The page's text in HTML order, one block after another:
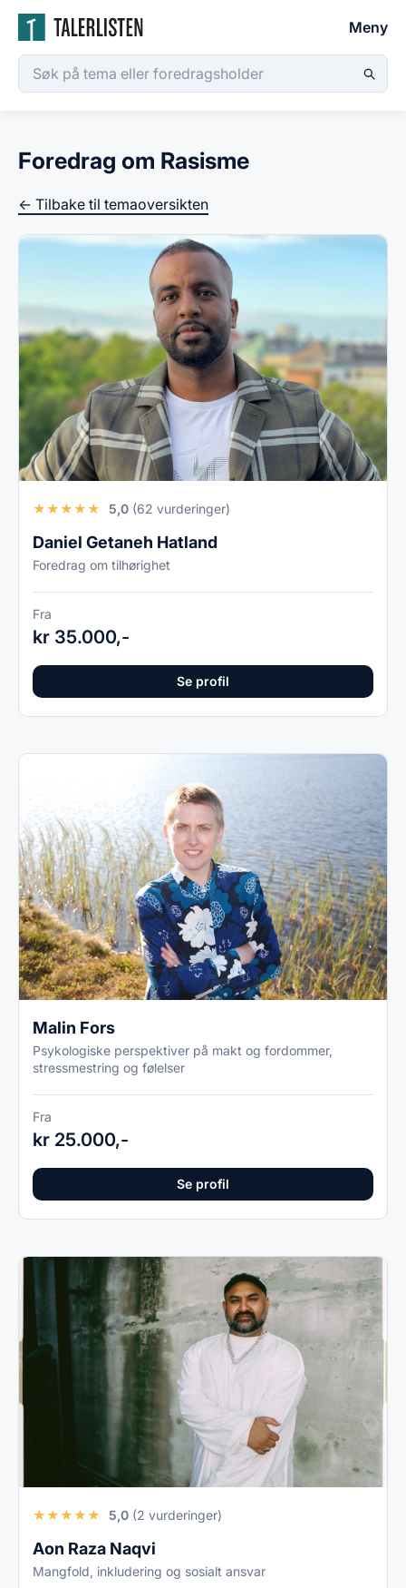
Meny
Foredrag om Rasisme
← Tilbake til temaoversikten
★★★★★ 5,0 (62 vurderinger)
Daniel Getaneh Hatland
Foredrag om tilhørighet
Fra
kr 35.000,-
Se profil
Malin Fors
Psykologiske perspektiver på makt og fordommer,
stressmestring og følelser
Fra
kr 25.000,-
Se profil
★★★★★ 5,0 (2 vurderinger)
Aon Raza Naqvi
Mangfold, inkludering og sosialt ansvar